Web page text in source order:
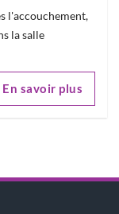
l'accouchement,
la salle
En savoir plus